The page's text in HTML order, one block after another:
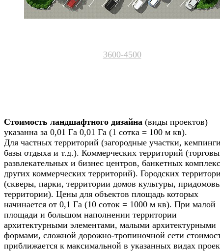
3600-4500
Стоимость ландшафтного дизайна (виды проектов)
указанна за 0,01 Га 0,01 Га (1 сотка = 100 м кв).
Для частных территорий (загородные участки,
базы отдыха и т.д.). Коммерческих территорий
развлекательных и бизнес центров, банкетных
других коммерческих территорий). Городских
(скверы, парки, территории домов культуры,
территории). Цены для объектов площадь которых
начинается от 0,1 Га (10 соток = 1000 м кв). При малой
площади и большом наполнении территории
архитектурными элементами, малыми архитектурными
формами, сложной дорожно-тропиночной сети
приближается к максимальной в указанных видах